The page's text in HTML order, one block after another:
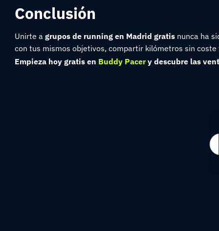
Conclusión
Unirte a grupos de running en Madrid gratis nunca ha
con tus mismos objetivos, compartir kilómetros sin
Empieza hoy gratis en Buddy Pacery descubre las